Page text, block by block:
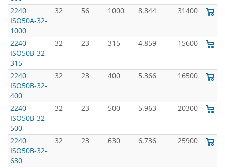
2240
ISO50A-32-
1000
32 56 1000 8.844 31400
2240
ISO50B-32-
315
32 23 315 4.859 15600
2240
ISO50B-32-
400
32 23 400 5.366 16500
2240
ISO50B-32-
500
32 23 500 5.963 20300
2240
ISO50B-32-
630
32 23 630 6.736 25900